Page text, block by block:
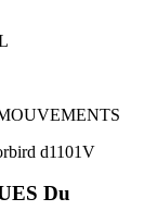
d1101V
Du